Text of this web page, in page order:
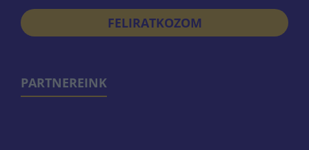
FELIRATKOZOM
PARTNEREINK